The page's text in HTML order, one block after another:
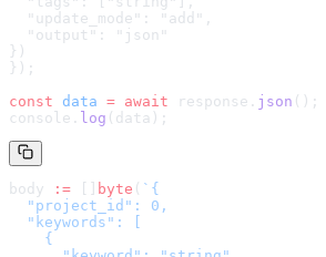
  "update_mode": "add",
  "output": "json"
} )
});
const data = await response. json ();
console. log (data);
body := byte ( ` {
  "project_id": 0,
  "keywords": [
    {